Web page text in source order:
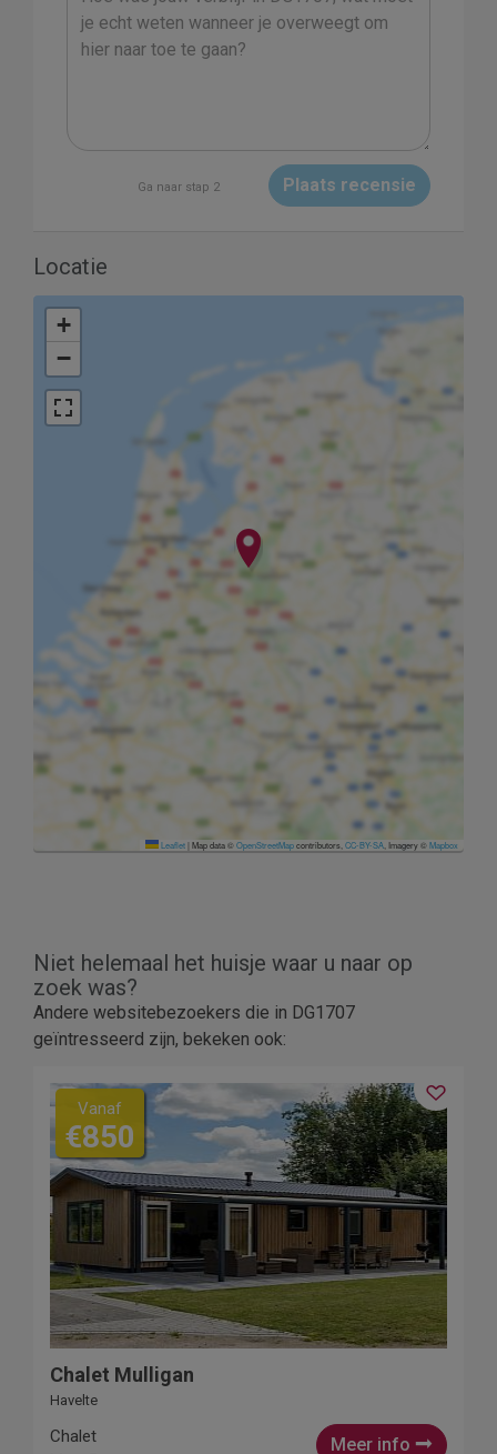
Ga naar stap 2 Plaats recensie
Locatie
+
−
Leaflet|Map data ©OpenStreetMapcontributors,CC-BY-SA, Imagery ©Mapbox
Niet helemaal het huisje waar u naar op
zoek was?
Andere websitebezoekers die in DG1707
geïntresseerd zijn, bekeken ook:
Vanaf
€850
Chalet Mulligan
Havelte
Meer info
Chalet